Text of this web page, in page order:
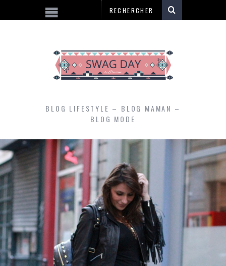
BLOG LIFESTYLE – BLOG MAMAN –
BLOG MODE